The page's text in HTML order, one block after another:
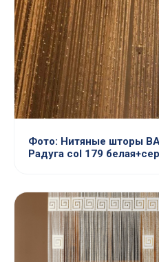
Фото: Нитяные шторы
Радуга col 179